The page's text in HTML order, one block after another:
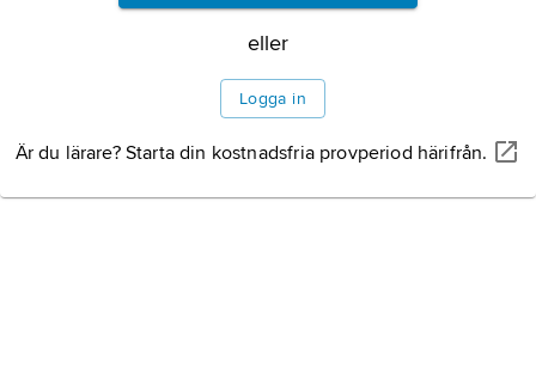
eller
Logga in
Är du lärare? Starta din kostnadsfria provperiod härifrån.